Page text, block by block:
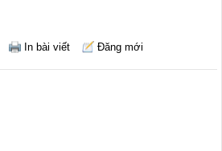
In bài viết Đăng mới